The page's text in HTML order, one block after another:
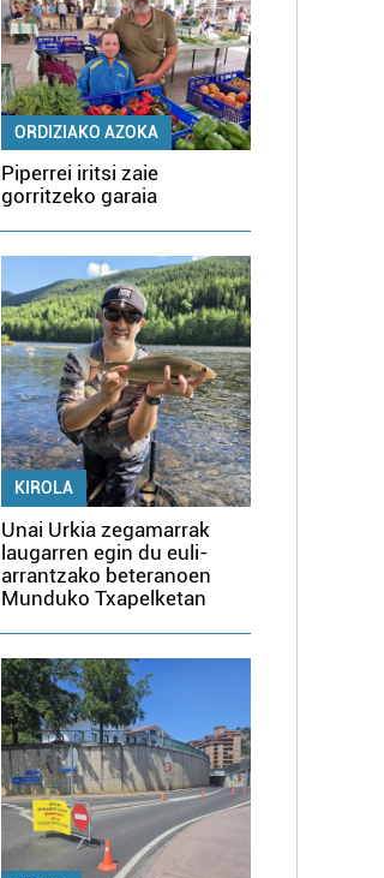
ORDIZIAKO AZOKA
Piperrei iritsi zaie
gorritzeko garaia
KIROLA
Unai Urkia zegamarrak
laugarren egin du euli-
arrantzako beteranoen
Munduko Txapelketan